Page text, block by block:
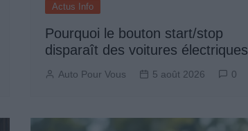
Actus Info
Pourquoi le bouton start/stop
disparaît des voitures électriques
Auto Pour Vous 5 août 2026 0